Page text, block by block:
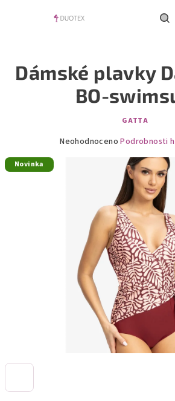
Dámské plavky
BO-
GATTA
Průměrné
hvězdiček.
Neohodnoceno Podrobnosti
Novinka